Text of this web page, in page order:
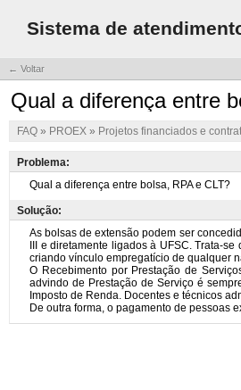
Sistema de
← Voltar
Qual a diferença entre
FAQ » PROEX » Projetos financiados e
Problema:
Solução: